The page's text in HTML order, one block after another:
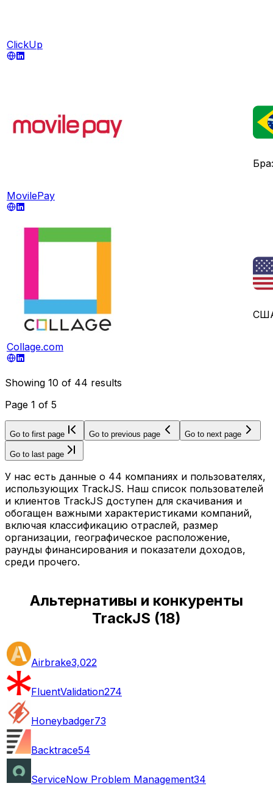
ClickUp
MovilePay
Collage.com
Showing 10 of 44 results
Page 1 of 5
Go to first page Go to previous page Go to next page
Go to last page
У нас есть данные о 44 компаниях и пользователях,
использующих TrackJS. Наш список пользователей
и клиентов TrackJS доступен для скачивания и
обогащен важными характеристиками компаний,
включая классификацию отраслей, размер
организации, географическое расположение,
раунды финансирования и показатели доходов,
среди прочего.
Альтернативы и конкуренты
TrackJS (18)
Airbrake3,022
FluentValidation274
Honeybadger73
Backtrace54
ServiceNow Problem Management34